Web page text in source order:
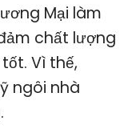
Mại làm
chất lượng
Vì thế,
ngôi nhà